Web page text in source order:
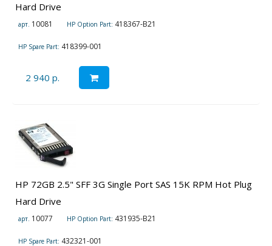
Hard Drive
арт. 10081 HP Option Part: 418367-B21
HP Spare Part: 418399-001
2 940 р.
HP 72GB 2.5" SFF 3G Single Port SAS 15K RPM Hot Plug
Hard Drive
арт. 10077 HP Option Part: 431935-B21
HP Spare Part: 432321-001